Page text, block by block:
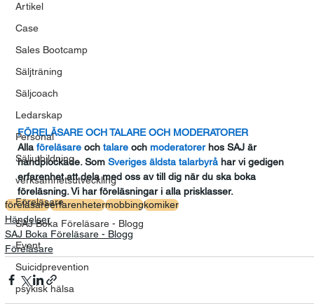
Artikel
Case
Sales Bootcamp
Säljträning
Säljcoach
Ledarskap
Personal
Säljutbildning
verksamhetsutveckling
Föreläsare
SAJ Boka Föreläsare - Blogg
Event
Suicidprevention
psykisk hälsa
FÖRELÄSARE OCH TALARE OCH MODERATORER
Alla föreläsare och talare och moderatorer hos SAJ är
handplockade. Som Sveriges äldsta talarbyrå har vi gedigen
erfarenhet att dela med oss av till dig när du ska boka
föreläsning. Vi har föreläsningar i alla prisklasser.
föreläsareerfarenhetermobbingkomiker
Händelser
SAJ Boka Föreläsare - Blogg
Föreläsare